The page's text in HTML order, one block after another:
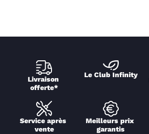
Livraison
offerte*
Le Club Infinity
Service après
vente
Meilleurs prix
garantis